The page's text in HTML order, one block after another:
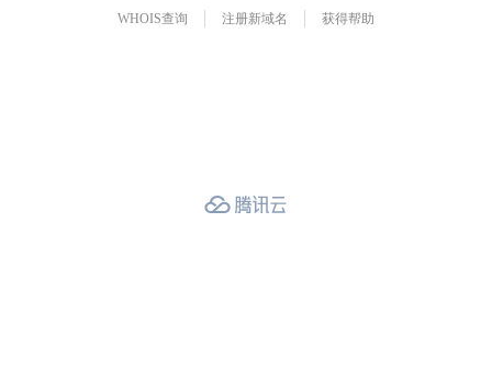
WHOIS查询 注册新域名 获得帮助